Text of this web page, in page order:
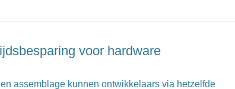
voor hardware
assemblage kunnen ontwikkelaars via hetzelfde